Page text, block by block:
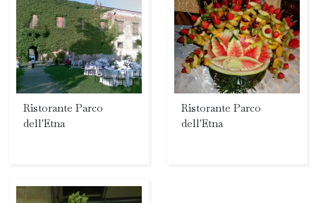
Ristorante Parco
dell'Etna
Ristorante Parco
dell'Etna